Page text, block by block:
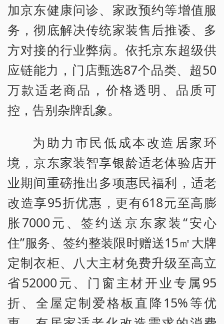
加京东健康问诊、家政预约等增值服
务，彻底解决传统家装售后推诿、多
方对接的行业弊病。依托京东超级供
应链能力，门店甄选87个品类、超50
万款适老商品，价格透明、品质可
控，告别杂牌乱象。
为助力市民低成本改造居家环
境，京东家装智享银龄适老体验店开
业期间重磅推出多项惠民福利，适老
改造享95折优惠，更有618元至高膨
胀7000元、签约送京东家装“安心
住”服务、签约整装限时赠送15㎡大牌
定制衣柜、八大主材免费升级至高立
省52000元、门窗主材开业专属95
折、全屋定制爱格板直降15%等优